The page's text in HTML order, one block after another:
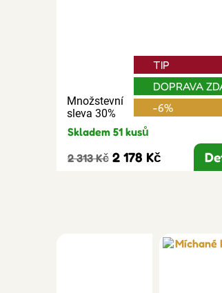
Množstevní
sleva 30%
TIP
DOPRAVA
-6%
Skladem 51 kusů
2 313 Kč 2 178 Kč